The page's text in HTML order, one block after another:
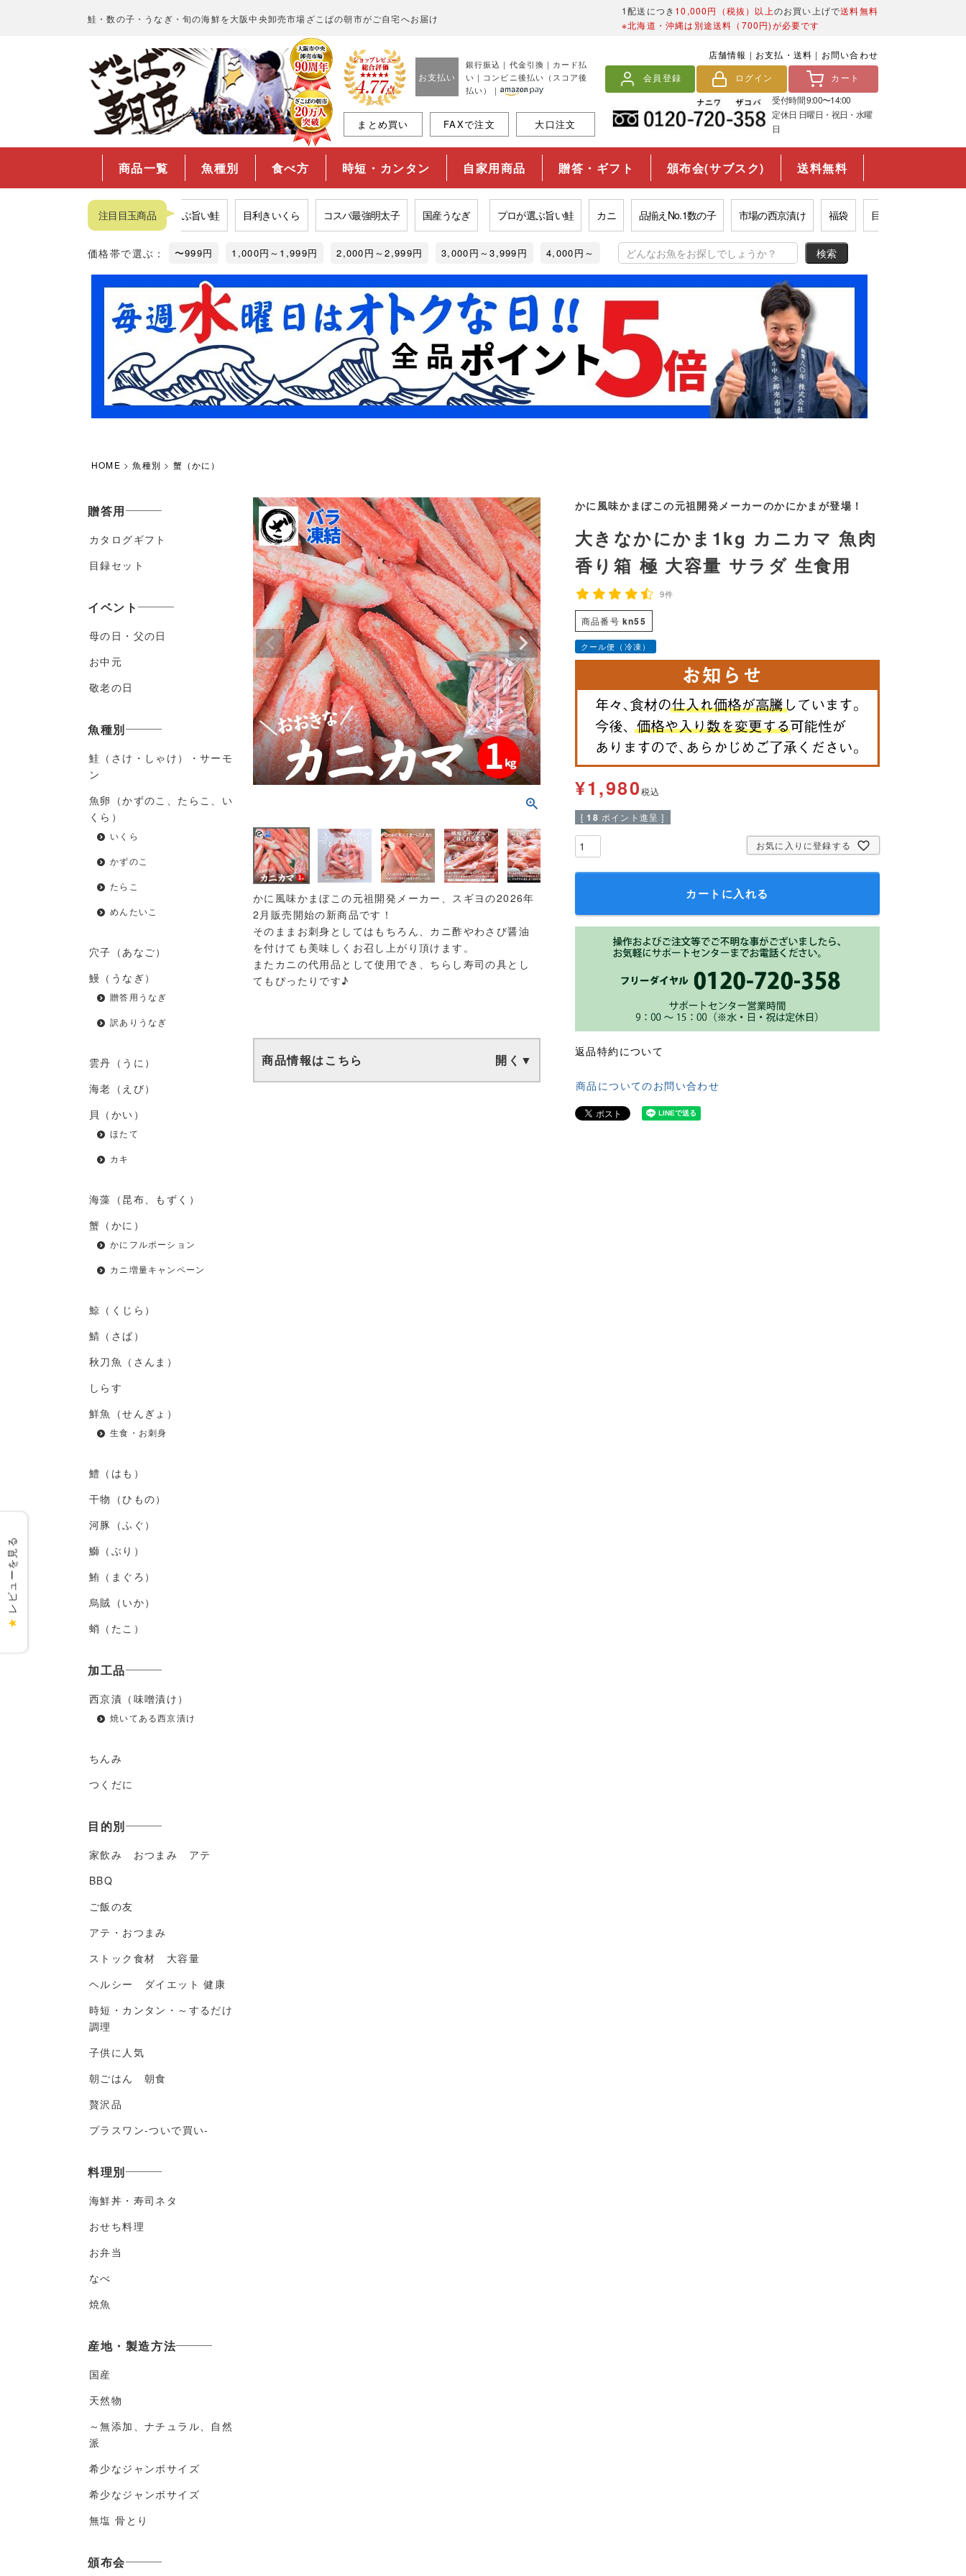
鮭・数の子・うなぎ・旬の海鮮を大阪中央卸売市場ざこばの朝市がご自宅へお届け
1配送につき 10,000円（税抜）以上のお買い上げで送料無料
※北海道・沖縄は別途送料（700円)が必要です
お支払い
銀行振込｜代金引換｜カード払
い｜コンビニ後払い（スコア後
払い）｜
まとめ買い FAXで注文 大口注文
店舗情報 | お支払・送料 | お問い合わせ
会員登録
ログイン
カート
受付時間 9:00〜14:00
定休日 日曜日・祝日・水曜
日
商品一覧 魚種別 食べ方 時短・カンタン 自家用商品 贈答・ギフト 頒布会(サブスク) 送料無料
注目目玉商品
市場の西京漬け プロが選ぶ旨い鮭 目利きいくら コスパ最強明太子 国産うなぎ プロが選ぶ旨い鮭 品揃えNo.1数の子 市場の西京漬け 目利きいくら
価格帯で選ぶ： 〜999円 1,000円～1,999円 2,000円～2,999円 3,000円～3,999円 4,000円～
HOME 魚種別 蟹（かに）
贈答用
カタログギフト
目録セット
イベント
母の日・父の日
お中元
敬老の日
魚種別
鮭（さけ・しゃけ）・サーモ
ン
魚卵（かずのこ、たらこ、い
くら）
いくら
かずのこ
たらこ
めんたいこ
穴子（あなご）
鰻（うなぎ）
贈答用うなぎ
訳ありうなぎ
雲丹（うに）
海老（えび）
貝（かい）
ほたて
カキ
海藻（昆布、もずく）
蟹（かに）
かにフルポーション
カニ増量キャンペーン
鯨（くじら）
鯖（さば）
秋刀魚（さんま）
しらす
鮮魚（せんぎょ）
生食・お刺身
鱧（はも）
干物（ひもの）
河豚（ふぐ）
鰤（ぶり）
鮪（まぐろ）
烏賊（いか）
蛸（たこ）
加工品
西京漬（味噌漬け）
焼いてある西京漬け
ちんみ
つくだに
目的別
家飲み おつまみ アテ
BBQ
ご飯の友
アテ・おつまみ
ストック食材 大容量
ヘルシー ダイエット 健康
時短・カンタン・～するだけ
調理
子供に人気
朝ごはん 朝食
贅沢品
プラスワン-ついで買い-
料理別
海鮮丼・寿司ネタ
おせち料理
お弁当
なべ
焼魚
産地・製造方法
国産
天然物
～無添加、ナチュラル、自然
派
希少なジャンボサイズ
希少なジャンボサイズ
無塩 骨とり
頒布会
かに風味かまぼこの元祖開発メーカー、スギヨの2026年
2月販売開始の新商品です！
そのままお刺身としてはもちろん、カニ酢やわさび醤油
を付けても美味しくお召し上がり頂けます。
またカニの代用品として使用でき、ちらし寿司の具とし
てもぴったりです♪
商品情報はこちら
かに風味かまぼこの元祖開発メーカーのかにかまが登場！
大きなかにかま1kg カニカマ 魚肉
香り箱 極 大容量 サラダ 生食用
9件
商品番号 kn55
クール便（冷凍）
¥1,980税込
[ 18 ポイント進呈 ]
お気に入りに登録する
カートに入れる
返品特約について
商品についてのお問い合わせ
★
レビューを見る